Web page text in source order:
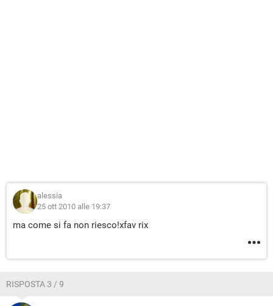
alessia
25 ott 2010 alle 19:37
ma come si fa non riesco!xfav rix
RISPOSTA 3 / 9